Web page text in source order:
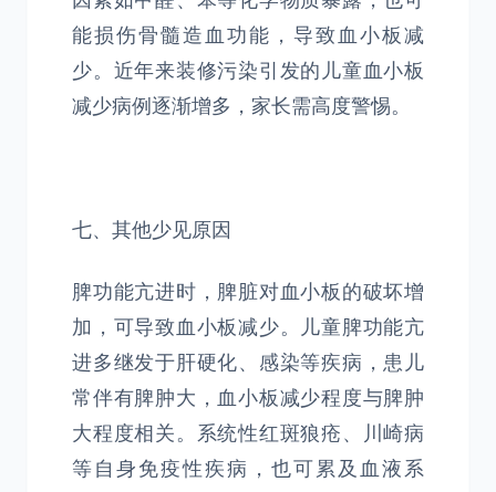
能损伤骨髓造血功能，导致血小板减
少。近年来装修污染引发的儿童血小板
减少病例逐渐增多，家长需高度警惕。
七、其他少见原因
脾功能亢进时，脾脏对血小板的破坏增
加，可导致血小板减少。儿童脾功能亢
进多继发于肝硬化、感染等疾病，患儿
常伴有脾肿大，血小板减少程度与脾肿
大程度相关。系统性红斑狼疮、川崎病
等自身免疫性疾病，也可累及血液系